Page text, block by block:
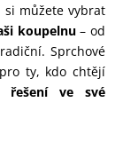
si můžete vybrat
koupelnu– od
Sprchové
pro ty, kdo chtějí
řešení ve své